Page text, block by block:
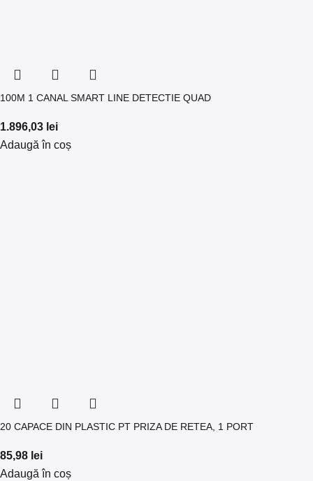
100M 1 CANAL SMART LINE DETECTIE QUAD
1.896,03 lei
Adaugă în coș
20 CAPACE DIN PLASTIC PT PRIZA DE RETEA, 1 PORT
85,98 lei
Adaugă în coș